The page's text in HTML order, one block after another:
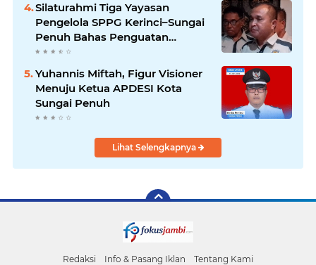
Silaturahmi Tiga Yayasan
Pengelola SPPG Kerinci–Sungai
Penuh Bahas Penguatan
Program Makan Bergizi Gratis
Yuhannis Miftah, Figur Visioner
Menuju Ketua APDESI Kota
Sungai Penuh
Lihat Selengkapnya
Redaksi Info & Pasang Iklan Tentang Kami